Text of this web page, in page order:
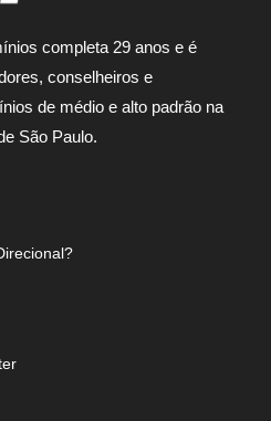
completa 29 anos e é
conselheiros e
de médio e alto padrão na
São Paulo.